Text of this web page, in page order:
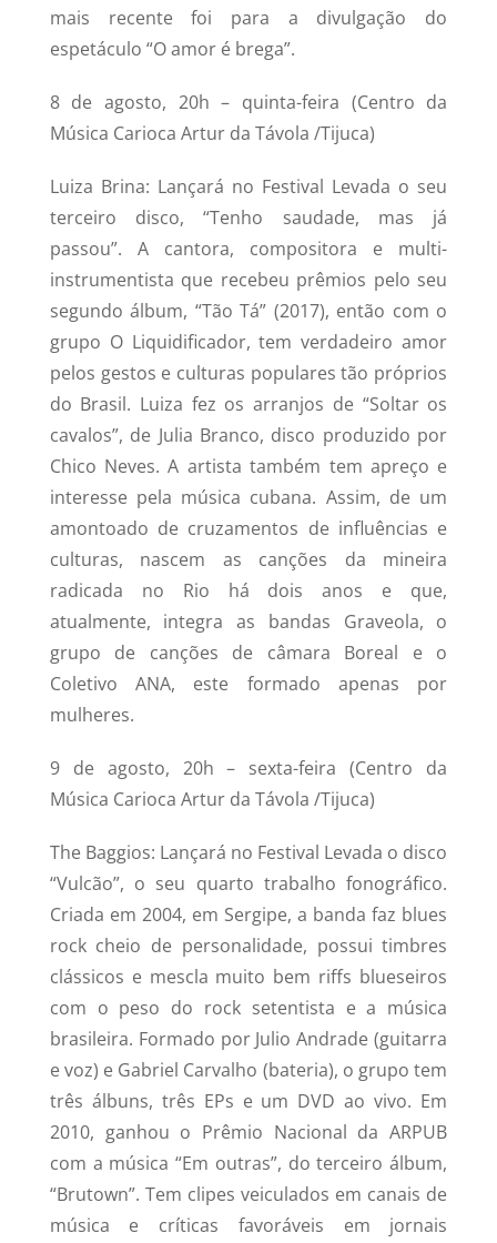
mais recente foi para a divulgação do
espetáculo “O amor é brega”.
8 de agosto, 20h – quinta-feira (Centro da
Música Carioca Artur da Távola /Tijuca)
Luiza Brina: Lançará no Festival Levada o seu
terceiro disco, “Tenho saudade, mas já
passou”. A cantora, compositora e multi-
instrumentista que recebeu prêmios pelo seu
segundo álbum, “Tão Tá” (2017), então com o
grupo O Liquidificador, tem verdadeiro amor
pelos gestos e culturas populares tão próprios
do Brasil. Luiza fez os arranjos de “Soltar os
cavalos”, de Julia Branco, disco produzido por
Chico Neves. A artista também tem apreço e
interesse pela música cubana. Assim, de um
amontoado de cruzamentos de influências e
culturas, nascem as canções da mineira
radicada no Rio há dois anos e que,
atualmente, integra as bandas Graveola, o
grupo de canções de câmara Boreal e o
Coletivo ANA, este formado apenas por
mulheres.
9 de agosto, 20h – sexta-feira (Centro da
Música Carioca Artur da Távola /Tijuca)
The Baggios: Lançará no Festival Levada o disco
“Vulcão”, o seu quarto trabalho fonográfico.
Criada em 2004, em Sergipe, a banda faz blues
rock cheio de personalidade, possui timbres
clássicos e mescla muito bem riffs blueseiros
com o peso do rock setentista e a música
brasileira. Formado por Julio Andrade (guitarra
e voz) e Gabriel Carvalho (bateria), o grupo tem
três álbuns, três EPs e um DVD ao vivo. Em
2010, ganhou o Prêmio Nacional da ARPUB
com a música “Em outras”, do terceiro álbum,
“Brutown”. Tem clipes veiculados em canais de
música e críticas favoráveis em jornais